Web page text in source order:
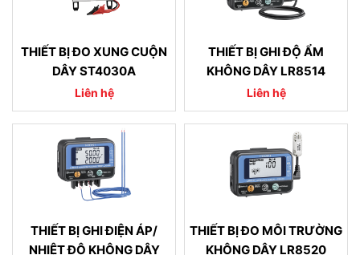
THIẾT BỊ ĐO XUNG CUỘN
DÂY ST4030A
Liên hệ
THIẾT BỊ GHI ĐỘ ẨM
KHÔNG DÂY LR8514
Liên hệ
THIẾT BỊ GHI ĐIỆN ÁP/
NHIỆT ĐỘ KHÔNG DÂY
THIẾT BỊ ĐO MÔI TRƯỜNG
KHÔNG DÂY LR8520